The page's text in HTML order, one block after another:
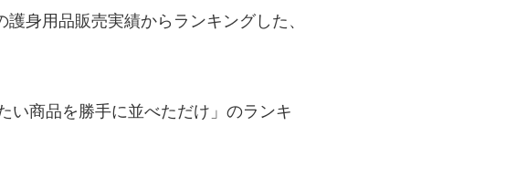
身用品販売実績からランキングした、
い商品を勝手に並べただけ」のランキ